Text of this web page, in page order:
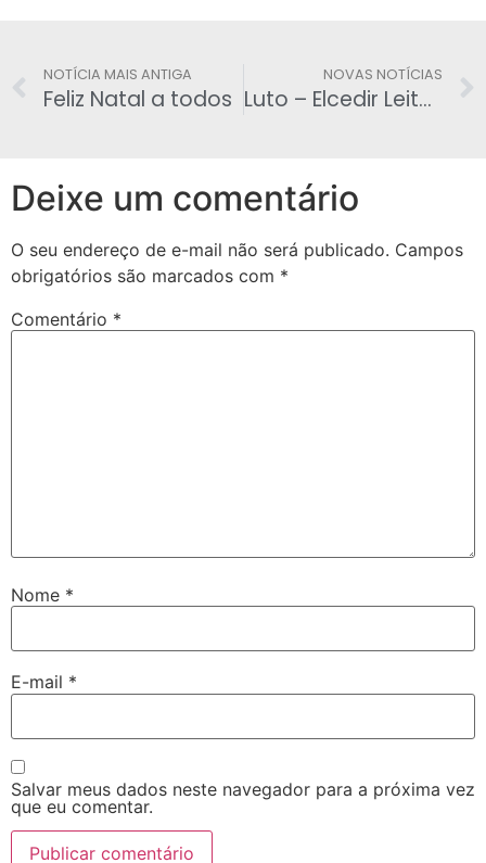
NOTÍCIA MAIS ANTIGA
Feliz Natal a todos
NOVAS NOTÍCIAS
Luto – Elcedir Leite de Araújo
Deixe um comentário
O seu endereço de e-mail não será publicado. Campos
obrigatórios são marcados com *
Comentário *
Nome *
E-mail *
Salvar meus dados neste navegador para a próxima vez
que eu comentar.